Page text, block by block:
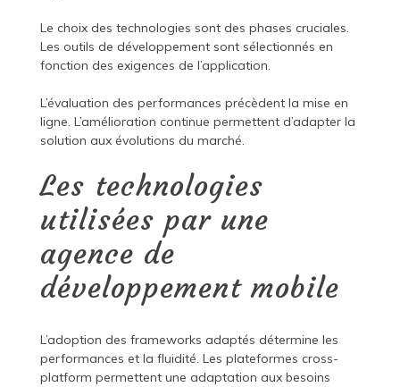
Le choix des technologies sont des phases cruciales.
Les outils de développement sont sélectionnés en
fonction des exigences de l’application.
L’évaluation des performances précèdent la mise en
ligne. L’amélioration continue permettent d’adapter la
solution aux évolutions du marché.
Les technologies
utilisées par une
agence de
développement mobile
L’adoption des frameworks adaptés détermine les
performances et la fluidité. Les plateformes cross-
platform permettent une adaptation aux besoins